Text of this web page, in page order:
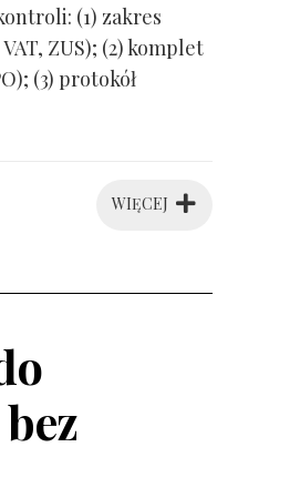
(1) zakres
ZUS); (2) komplet
(3) protokół
WIĘCEJ